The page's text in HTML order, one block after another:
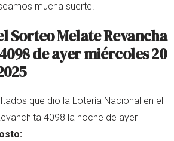
mucha suerte.
Sorteo Melate Revancha
de ayermiércoles 20
que dio la Lotería Nacional en el
4098 la noche de ayer